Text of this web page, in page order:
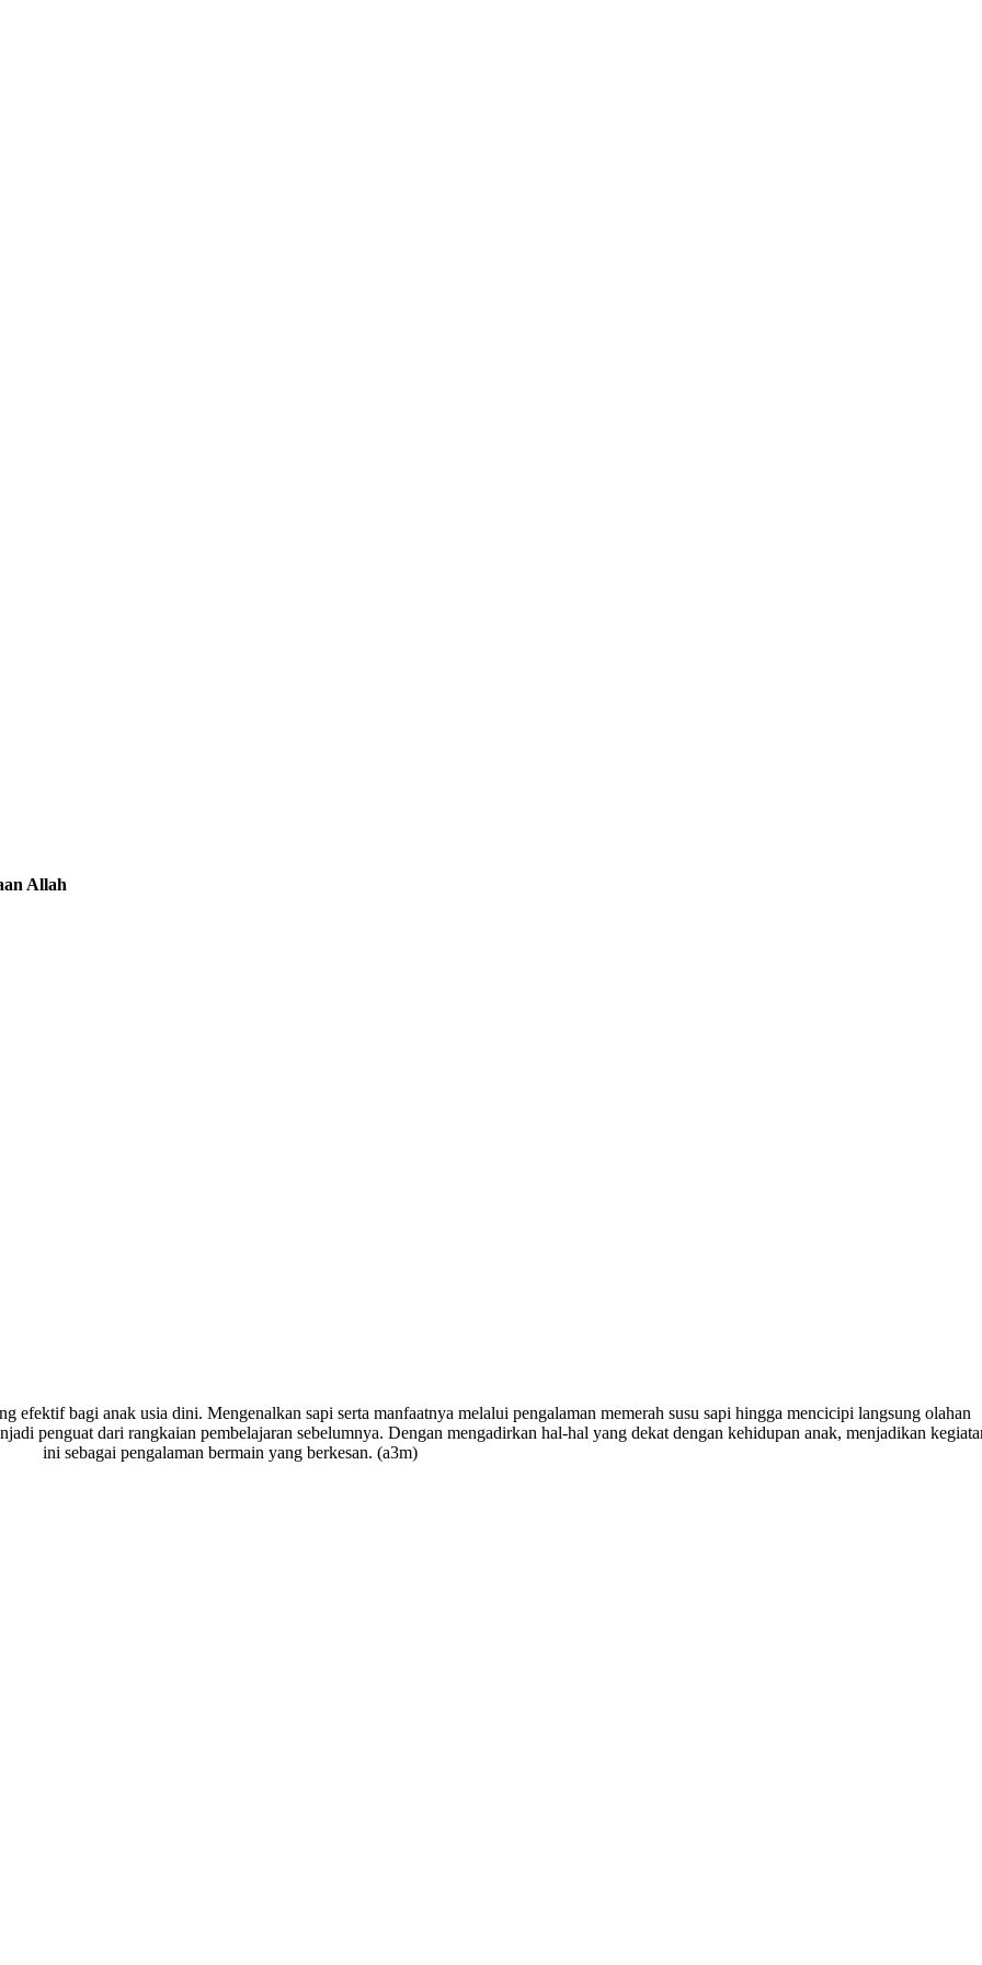
Allah
efektif bagi anak usia dini. Mengenalkan sapi serta manfaatnya melalui pengalaman memerah susu sapi hingga mencicipi langsung olahan
penguat dari rangkaian pembelajaran sebelumnya. Dengan mengadirkan hal-hal yang dekat dengan kehidupan anak, menjadikan
ini sebagai pengalaman bermain yang berkesan. (a3m)